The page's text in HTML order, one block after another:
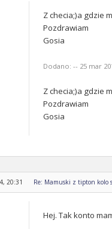
Z checia;)a gdzie
Pozdrawiam
Gosia
Dodano: -- 25 mar
Z checia;)a gdzie
Pozdrawiam
Gosia
20:31 Re: Mamuski z tipton kolo
Hej. Tak konto